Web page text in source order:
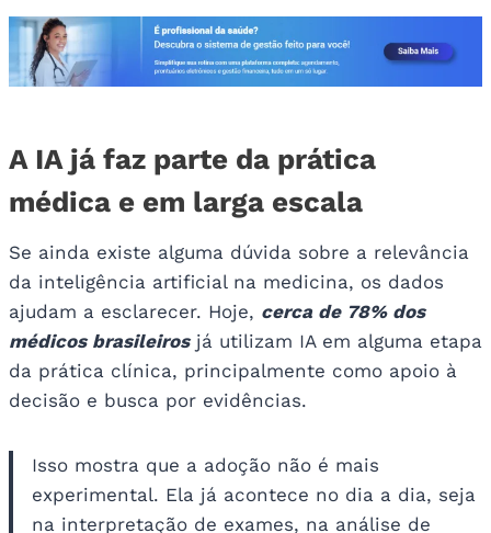
A IA já faz parte da prática
médica e em larga escala
Se ainda existe alguma dúvida sobre a relevância
da inteligência artificial na medicina, os dados
ajudam a esclarecer. Hoje, cerca de 78% dos
médicos brasileirosjá utilizam IA em alguma etapa
da prática clínica, principalmente como apoio à
decisão e busca por evidências.
Isso mostra que a adoção não é mais
experimental. Ela já acontece no dia a dia, seja
na interpretação de exames, na análise de